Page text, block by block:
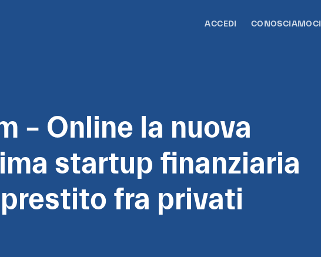
ACCEDI CONOSCIAMOCI
– Online la nuova
startup finanziaria
fra privati